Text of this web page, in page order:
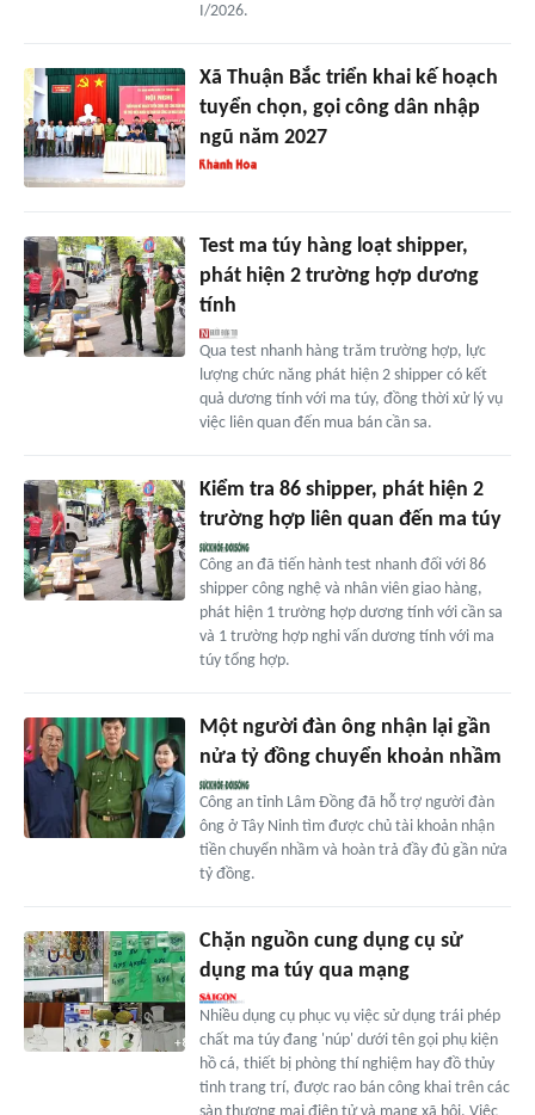
I/2026.
Xã Thuận Bắc triển khai kế hoạch
tuyển chọn, gọi công dân nhập
ngũ năm 2027
Test ma túy hàng loạt shipper,
phát hiện 2 trường hợp dương
tính
Qua test nhanh hàng trăm trường hợp, lực
lượng chức năng phát hiện 2 shipper có kết
quả dương tính với ma túy, đồng thời xử lý vụ
việc liên quan đến mua bán cần sa.
Kiểm tra 86 shipper, phát hiện 2
trường hợp liên quan đến ma túy
Công an đã tiến hành test nhanh đối với 86
shipper công nghệ và nhân viên giao hàng,
phát hiện 1 trường hợp dương tính với cần sa
và 1 trường hợp nghi vấn dương tính với ma
túy tổng hợp.
Một người đàn ông nhận lại gần
nửa tỷ đồng chuyển khoản nhầm
Công an tỉnh Lâm Đồng đã hỗ trợ người đàn
ông ở Tây Ninh tìm được chủ tài khoản nhận
tiền chuyển nhầm và hoàn trả đầy đủ gần nửa
tỷ đồng.
Chặn nguồn cung dụng cụ sử
dụng ma túy qua mạng
Nhiều dụng cụ phục vụ việc sử dụng trái phép
chất ma túy đang 'núp' dưới tên gọi phụ kiện
hồ cá, thiết bị phòng thí nghiệm hay đồ thủy
tinh trang trí, được rao bán công khai trên các